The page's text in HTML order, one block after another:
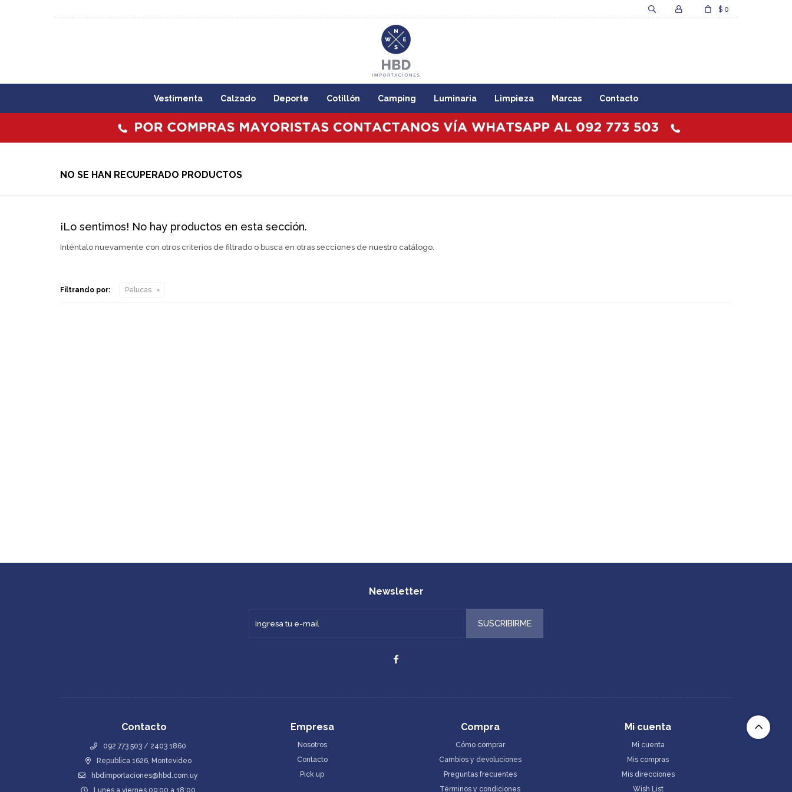
Vestimenta Calzado Deporte Cotillón Camping Luminaria Limpieza Marcas Contacto
$ 0
NO SE HAN RECUPERADO PRODUCTOS
¡Lo sentimos! No hay productos en esta sección.
Inténtalo nuevamente con otros criterios de filtrado o busca en otras secciones de nuestro catálogo.
Filtrando por: Pelucas
Contacto
092 773 503 / 2403 1860
Republica 1626, Montevideo
hbdimportaciones@hbd.com.uy
Lunes a viernes 09:00 a 18:00
Empresa
Nosotros
Contacto
Pick up
Compra
Cómo comprar
Cambios y devoluciones
Preguntas frecuentes
Términos y condiciones
Mi cuenta
Mi cuenta
Mis compras
Mis direcciones
Wish List
Newsletter
SUSCRIBIRME
